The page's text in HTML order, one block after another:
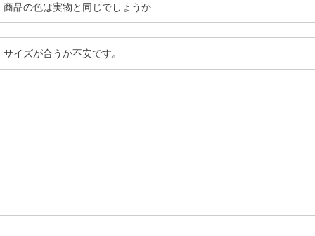
商品の色は実物と同じでしょうか
サイズが合うか不安です。